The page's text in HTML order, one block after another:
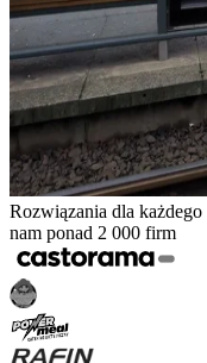
Rozwiązania dla
nam ponad 2 000 firm